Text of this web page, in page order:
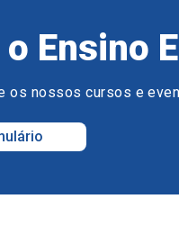
Ensino
os nossos cursos e